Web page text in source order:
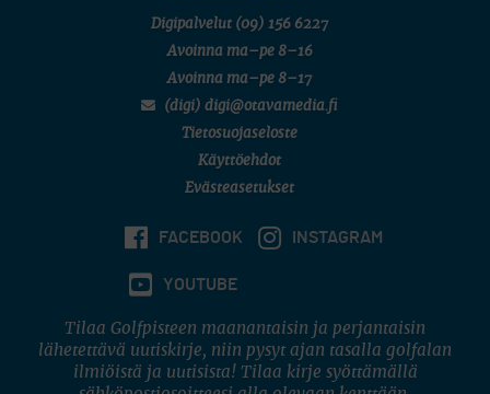
Digipalvelut (09) 156 6227
Avoinna ma–pe 8–16
Avoinna ma–pe 8–17
(digi) digi@otavamedia.fi
Tietosuojaseloste
Käyttöehdot
Evästeasetukset
FACEBOOK INSTAGRAM
YOUTUBE
Tilaa Golfpisteen maanantaisin ja perjantaisin
lähetettävä uutiskirje, niin pysyt ajan tasalla golfalan
ilmiöistä ja uutisista! Tilaa kirje syöttämällä